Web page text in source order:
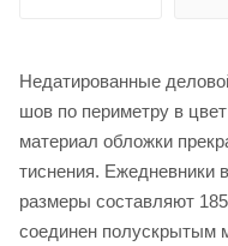
Недатированные
шов по периметру в
материал обложки
тиснения. Ежедневники
размеры составляют
соединен полускрытым